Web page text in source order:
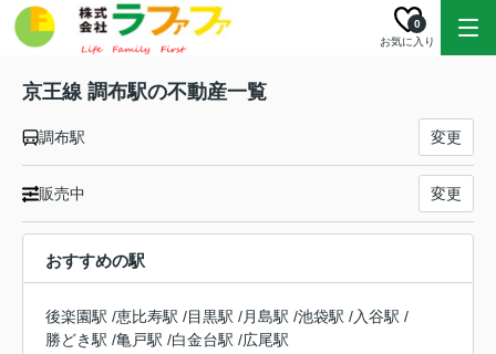
お気に入り
0
京王線 調布駅の不動産一覧
調布駅 変更
販売中 変更
おすすめの駅
後楽園駅 /恵比寿駅 /目黒駅 /月島駅 /池袋駅 /入谷駅 /
勝どき駅 /亀戸駅 /白金台駅 /広尾駅